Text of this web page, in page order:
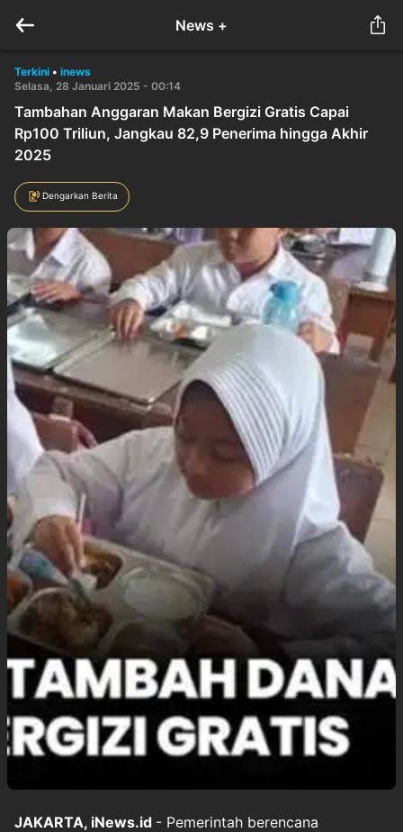
News +
Terkini • inews
Selasa, 28 Januari 2025 - 00:14
Tambahan Anggaran Makan Bergizi Gratis Capai
Rp100 Triliun, Jangkau 82,9 Penerima hingga Akhir
2025
Dengarkan Berita
JAKARTA, iNews.id - Pemerintah berencana